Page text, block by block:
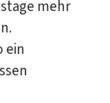
mehr
ein